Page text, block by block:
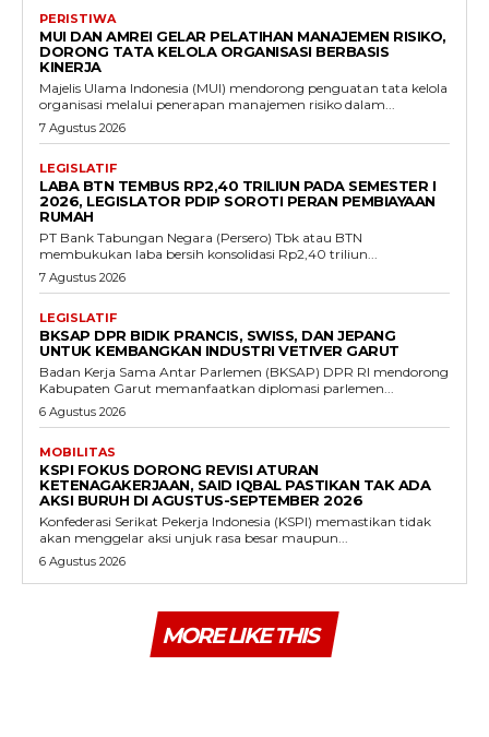
PERISTIWA
MUI DAN AMREI GELAR PELATIHAN MANAJEMEN RISIKO,
DORONG TATA KELOLA ORGANISASI BERBASIS
KINERJA
Majelis Ulama Indonesia (MUI) mendorong penguatan tata kelola
organisasi melalui penerapan manajemen risiko dalam...
7 Agustus 2026
LEGISLATIF
LABA BTN TEMBUS RP2,40 TRILIUN PADA SEMESTER I
2026, LEGISLATOR PDIP SOROTI PERAN PEMBIAYAAN
RUMAH
PT Bank Tabungan Negara (Persero) Tbk atau BTN
membukukan laba bersih konsolidasi Rp2,40 triliun...
7 Agustus 2026
LEGISLATIF
BKSAP DPR BIDIK PRANCIS, SWISS, DAN JEPANG
UNTUK KEMBANGKAN INDUSTRI VETIVER GARUT
Badan Kerja Sama Antar Parlemen (BKSAP) DPR RI mendorong
Kabupaten Garut memanfaatkan diplomasi parlemen...
6 Agustus 2026
MOBILITAS
KSPI FOKUS DORONG REVISI ATURAN
KETENAGAKERJAAN, SAID IQBAL PASTIKAN TAK ADA
AKSI BURUH DI AGUSTUS-SEPTEMBER 2026
Konfederasi Serikat Pekerja Indonesia (KSPI) memastikan tidak
akan menggelar aksi unjuk rasa besar maupun...
6 Agustus 2026
MORE LIKE THIS